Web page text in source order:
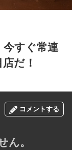
すぐ常連
だ！
コメントする
。